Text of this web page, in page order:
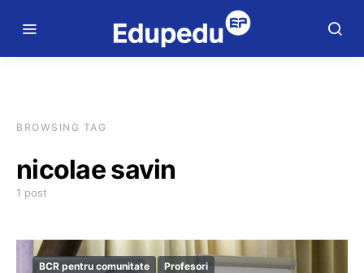
BROWSING TAG
nicolae savin
1 post
BCR pentru comunitate Profesori